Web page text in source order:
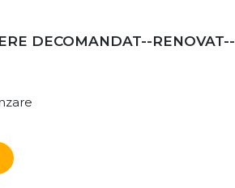
DECOMANDAT--RENOVAT--